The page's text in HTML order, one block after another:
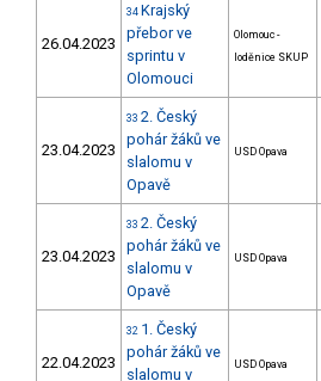
26.04.2023
34 Krajský
přebor ve
sprintu v
Olomouci
Olomouc -
loděnice SKUP
23.04.2023
33 2. Český
pohár žáků ve
slalomu v
Opavě
USD Opava
23.04.2023
33 2. Český
pohár žáků ve
slalomu v
Opavě
USD Opava
22.04.2023
32 1. Český
pohár žáků ve
slalomu v
USD Opava